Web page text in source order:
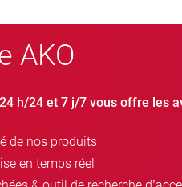
AKO
h/24 et 7 j/7 vous offre les
de nos produits
en temps réel